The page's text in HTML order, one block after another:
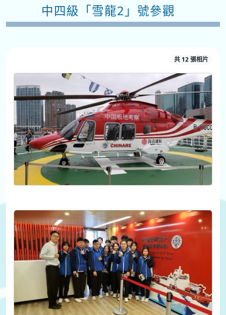
中四級「雪龍2」號參觀
共 12 張相片